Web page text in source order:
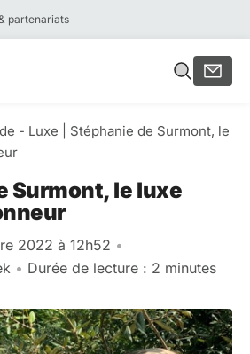
partenariats
- Luxe
Stéphanie de Surmont, le
Surmont, le luxe
2022 à 12h52 •
• Durée de lecture : 2 minutes